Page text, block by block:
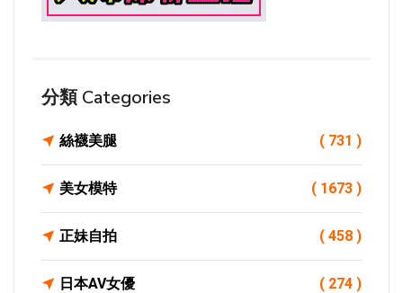
分類 Categories
絲襪美腿 ( 731 )
美女模特 ( 1673 )
正妹自拍 ( 458 )
日本AV女優 ( 274 )